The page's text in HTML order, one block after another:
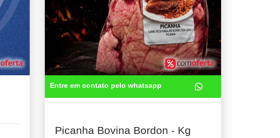
Entre em contato pelo whatsapp
Picanha Bovina Bordon - Kg